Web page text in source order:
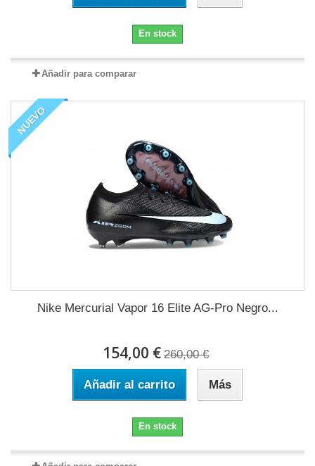
En stock
Añadir para comparar
NUEVO
Nike Mercurial Vapor 16 Elite AG-Pro Negro...
154,00 € 260,00 €
Añadir al carrito Más
En stock